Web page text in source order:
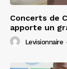
Concerts de
apporte un
Levisionnaire